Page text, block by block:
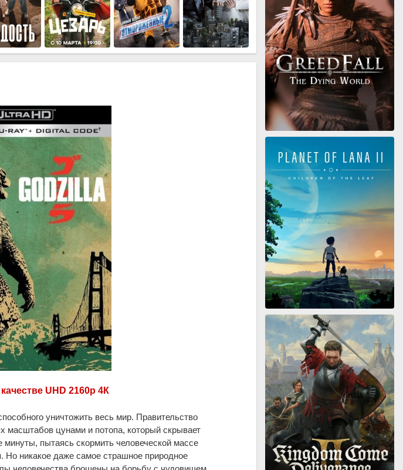
UHD 2160p 4К
уничтожить весь мир. Правительство
масштабов цунами и потопа, который скрывает
пытаясь скормить человеческой массе
Но никакое даже самое страшное природное